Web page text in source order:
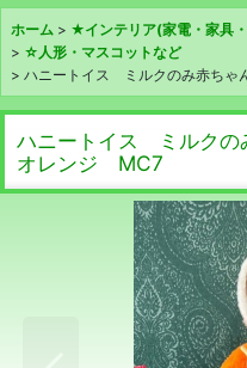
ホーム > ★インテリア(家電・家具
> ☆人形・マスコットなど
> ハニートイス ミルクのみ赤ち
ハニートイス ミルクの
オレンジ MC7